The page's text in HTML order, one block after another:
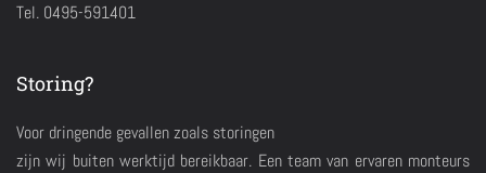
Tel. 0495-591401
Storing?
Voor dringende gevallen zoals storingen
zijn wij buiten werktijd bereikbaar. Een team van ervaren monteurs